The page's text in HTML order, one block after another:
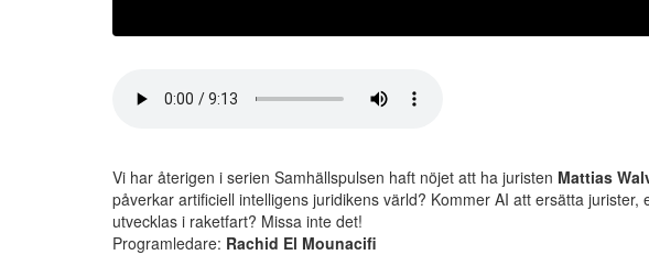
Vi har återigen i serien Samhällspulsen haft nöjet att ha juristen Mattias
påverkar artificiell intelligens juridikens värld? Kommer AI att ersätta
utvecklas i raketfart? Missa inte det!
Programledare: Rachid El Mounacifi